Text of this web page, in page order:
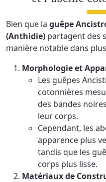
Bien que la guêpe
(Anthidie) partagent des
manière notable dans
Morphologie et
Les guêpes
cotonnières
des bandes
leur corps.
Cependant, les
apparence plus
tandis que les
corps plus lisse.
Matériaux de